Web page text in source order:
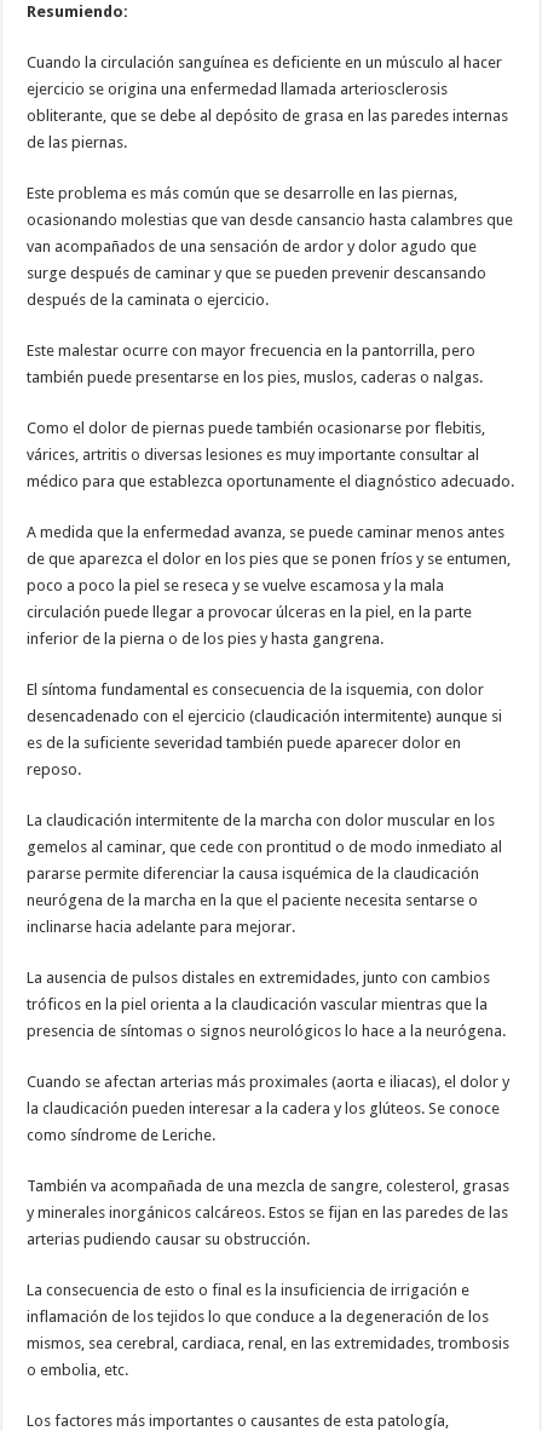
Resumiendo:
Cuando la circulación sanguínea es deficiente en un músculo al hacer
ejercicio se origina una enfermedad llamada arteriosclerosis
obliterante, que se debe al depósito de grasa en las paredes internas
de las piernas.
Este problema es más común que se desarrolle en las piernas,
ocasionando molestias que van desde cansancio hasta calambres que
van acompañados de una sensación de ardor y dolor agudo que
surge después de caminar y que se pueden prevenir descansando
después de la caminata o ejercicio.
Este malestar ocurre con mayor frecuencia en la pantorrilla, pero
también puede presentarse en los pies, muslos, caderas o nalgas.
Como el dolor de piernas puede también ocasionarse por flebitis,
várices, artritis o diversas lesiones es muy importante consultar al
médico para que establezca oportunamente el diagnóstico adecuado.
A medida que la enfermedad avanza, se puede caminar menos antes
de que aparezca el dolor en los pies que se ponen fríos y se entumen,
poco a poco la piel se reseca y se vuelve escamosa y la mala
circulación puede llegar a provocar úlceras en la piel, en la parte
inferior de la pierna o de los pies y hasta gangrena.
El síntoma fundamental es consecuencia de la isquemia, con dolor
desencadenado con el ejercicio (claudicación intermitente) aunque si
es de la suficiente severidad también puede aparecer dolor en
reposo.
La claudicación intermitente de la marcha con dolor muscular en los
gemelos al caminar, que cede con prontitud o de modo inmediato al
pararse permite diferenciar la causa isquémica de la claudicación
neurógena de la marcha en la que el paciente necesita sentarse o
inclinarse hacia adelante para mejorar.
La ausencia de pulsos distales en extremidades, junto con cambios
tróficos en la piel orienta a la claudicación vascular mientras que la
presencia de síntomas o signos neurológicos lo hace a la neurógena.
Cuando se afectan arterias más proximales (aorta e iliacas), el dolor y
la claudicación pueden interesar a la cadera y los glúteos. Se conoce
como síndrome de Leriche.
También va acompañada de una mezcla de sangre, colesterol, grasas
y minerales inorgánicos calcáreos. Estos se fijan en las paredes de las
arterias pudiendo causar su obstrucción.
La consecuencia de esto o final es la insuficiencia de irrigación e
inflamación de los tejidos lo que conduce a la degeneración de los
mismos, sea cerebral, cardiaca, renal, en las extremidades, trombosis
o embolia, etc.
Los factores más importantes o causantes de esta patología,